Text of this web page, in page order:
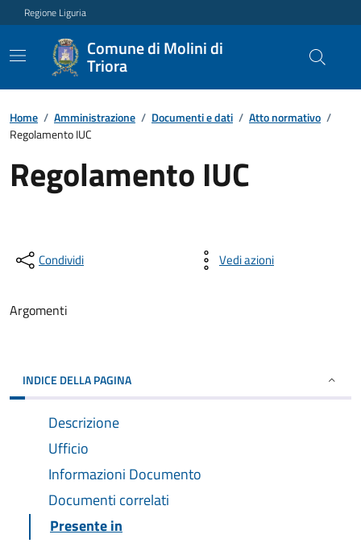
Regione Liguria
Comune di Molini di
Triora
Home / Amministrazione / Documenti e dati / Atto normativo /
Regolamento IUC
Regolamento IUC
Condividi Vedi azioni
Argomenti
INDICE DELLA PAGINA
Descrizione
Ufficio
Informazioni Documento
Documenti correlati
Presente in